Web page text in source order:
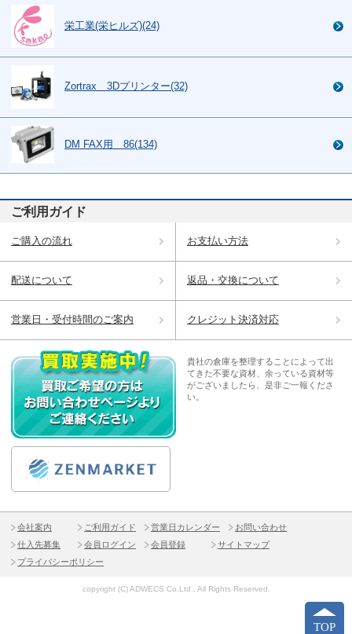
栄工業(栄ヒルズ)(24)
Zortrax 3Dプリンター(32)
DM FAX用 86(134)
ご利用ガイド
ご購入の流れ お支払い方法
配送について 返品・交換について
営業日・受付時間のご案内 クレジット決済対応
貴社の倉庫を整理することによって出
てきた不要な資材、余っている資材等
がございましたら、是非ご一報くださ
い。
会社案内 ご利用ガイド 営業日カレンダー
お問い合わせ
仕入先募集
会員ログイン 会員登録
サイトマップ
プライバシーポリシー
copyright (C) ADWECS Co.Ltd., All Rights Reserved.
TOP